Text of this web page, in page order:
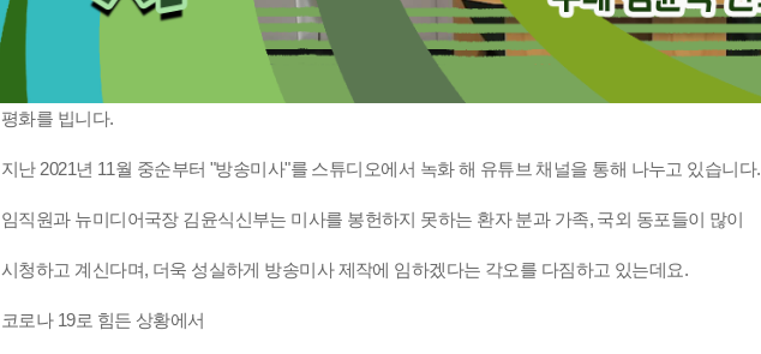
평화를 빕니다.
지난 2021년 11월 중순부터 "방송미사"를 스튜디오에서 녹화 해 유튜브 채널을 통해 나누고 있습니다.
임직원과 뉴미디어국장 김윤식신부는 미사를 봉헌하지 못하는 환자 분과 가족, 국외 동포들이 많이
시청하고 계신다며, 더욱 성실하게 방송미사 제작에 임하겠다는 각오를 다짐하고 있는데요.
코로나 19로 힘든 상황에서